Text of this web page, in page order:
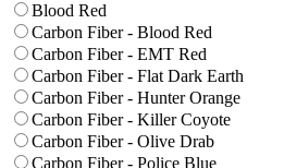
Blood Red
Carbon Fiber - Blood Red
Carbon Fiber - EMT Red
Carbon Fiber - Flat Dark Earth
Carbon Fiber - Hunter Orange
Carbon Fiber - Killer Coyote
Carbon Fiber - Olive Drab
Carbon Fiber - Police Blue